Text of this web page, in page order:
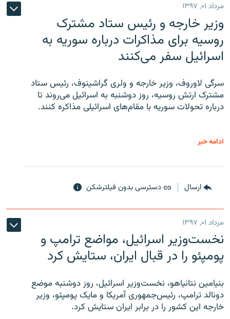
مرداد ۰۱, ۱۳۹۷
وزیر خارجه و رئیس‌ ستاد مشترک
روسیه برای مذاکرات درباره سوریه به
اسرائیل سفر می‌کنند
سرگی لاوروف، وزیر خارجه و ولری گراشینوف، رئیس ستاد
مشترک ارتش روسیه، روز دوشنبه به اسرائیل می‌روند تا
درباره تحولات سوریه با مقام‌های اسرائیلی مذاکره کنند.
ادامه خبر
ارسال دسترسی بدون فیلترشکن
مرداد ۰۱, ۱۳۹۷
نخست‌وزیر اسرائیل، مواضع ترامپ و
پومپئو را در قبال ایران، ستایش کرد
بنیامین نتانیاهو، نخست‌وزیر اسرائیل، روز دوشنبه موضع
دونالد ترامپ، رئیس‌جمهوری آمریکا و مایک پومپئو، وزیر
خارجه این کشور را در برابر ایران ستایش کرد.